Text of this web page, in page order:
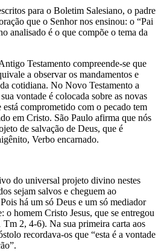
para o Boletim Salesiano, o padre
que o Senhor nos ensinou: o “Pai
analisado é o que compõe o tema da
Testamento compreende-se que
a observar os mandamentos e
cotidiana. No Novo Testamento a
vontade é colocada sobre as novas
está comprometido com o pecado tem
em Cristo. São Paulo afirma que nós
de salvação de Deus, que é
Verbo encarnado.
do universal projeto divino nestes
sejam salvos e cheguem ao
há um só Deus e um só mediador
o homem Cristo Jesus, que se entregou
Tm 2, 4-6). Na sua primeira carta aos
recordava-os que “esta é a vontade